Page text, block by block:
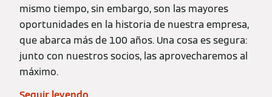
mismo tiempo, sin embargo, son las mayores
oportunidades en la historia de nuestra empresa,
que abarca más de 100 años. Una cosa es segura:
junto con nuestros socios, las aprovecharemos al
máximo.